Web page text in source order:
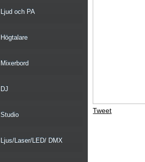
Ljud och PA
Högtalare
Mixerbord
DJ
Studio
Ljus/Laser/LED/ DMX
Tweet